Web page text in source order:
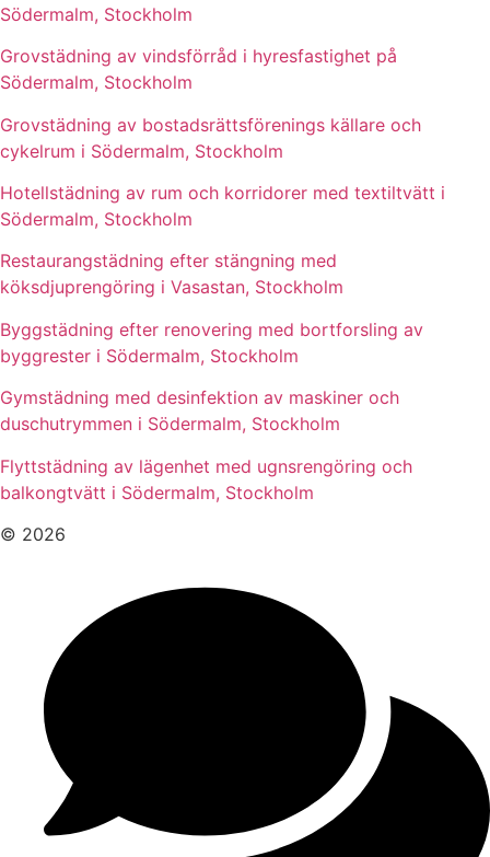
Södermalm, Stockholm
Grovstädning av vindsförråd i hyresfastighet på
Södermalm, Stockholm
Grovstädning av bostadsrättsförenings källare och
cykelrum i Södermalm, Stockholm
Hotellstädning av rum och korridorer med textiltvätt i
Södermalm, Stockholm
Restaurangstädning efter stängning med
köksdjuprengöring i Vasastan, Stockholm
Byggstädning efter renovering med bortforsling av
byggrester i Södermalm, Stockholm
Gymstädning med desinfektion av maskiner och
duschutrymmen i Södermalm, Stockholm
Flyttstädning av lägenhet med ugnsrengöring och
balkongtvätt i Södermalm, Stockholm
© 2026